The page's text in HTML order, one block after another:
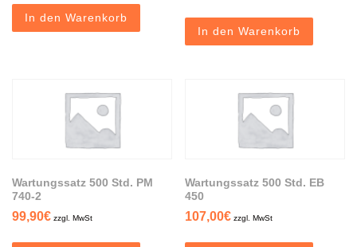
In den Warenkorb
In den Warenkorb
Wartungssatz 500 Std. PM
740-2
99,90€ zzgl. MwSt
Wartungssatz 500 Std. EB
450
107,00€ zzgl. MwSt